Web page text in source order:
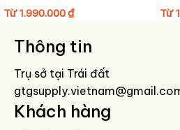
HƯỚNG DẪN BẢO QUẢN GIÀY
Lau bề mặt bằng khăn mềm hơi ẩm sau
Không giặt máy, tránh ngâm nước.
Hạn chế phơi nắng trực tiếp để giữ
Bảo quản nơi khô ráo, có thể dùng túi
Từ1.990.000₫ Từ
Thông tin
Trụ sở tại Trái đất
Khách hàng